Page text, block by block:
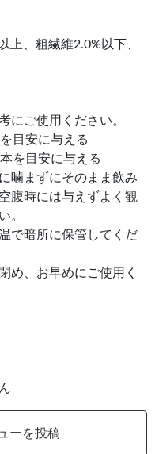
上、粗繊維2.0%以下、
にご使用ください。
目安に与える
を目安に与える
噛まずにそのまま飲み
腹時には与えずよく観
。
で暗所に保管してくだ
め、お早めにご使用く
ーを投稿